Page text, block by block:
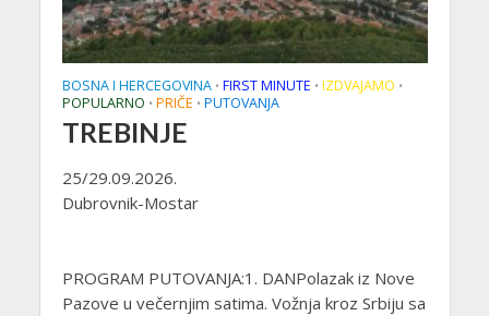
BOSNA I HERCEGOVINA • FIRST MINUTE • IZDVAJAMO •
POPULARNO • PRIČE • PUTOVANJA
TREBINJE
25/29.09.2026.
Dubrovnik-Mostar
PROGRAM PUTOVANJA:1. DANPolazak iz Nove
Pazove u večernjim satima. Vožnja kroz Srbiju sa